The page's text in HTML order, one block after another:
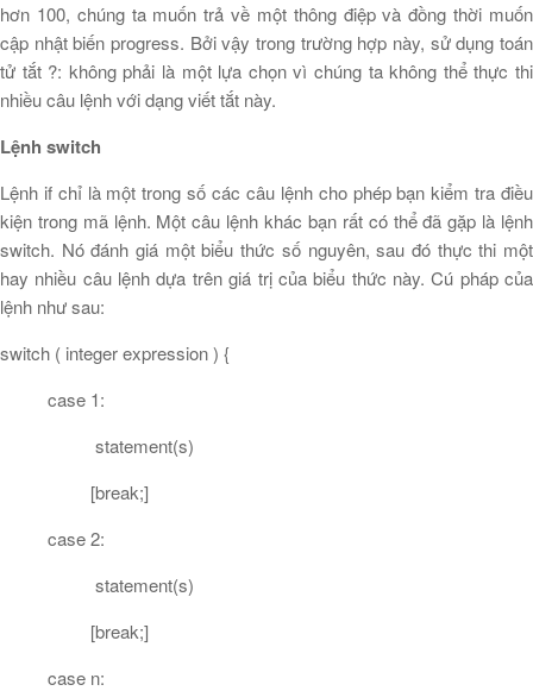
hơn 100, chúng ta muốn trả về một thông điệp và đồng thời muốn
cập nhật biến progress. Bởi vậy trong trường hợp này, sử dụng toán
tử tắt ?: không phải là một lựa chọn vì chúng ta không thể thực thi
nhiều câu lệnh với dạng viết tắt này.
Lệnh switch
Lệnh if chỉ là một trong số các câu lệnh cho phép bạn kiểm tra điều
kiện trong mã lệnh. Một câu lệnh khác bạn rất có thể đã gặp là lệnh
switch. Nó đánh giá một biểu thức số nguyên, sau đó thực thi một
hay nhiều câu lệnh dựa trên giá trị của biểu thức này. Cú pháp của
lệnh như sau:
switch ( integer expression ) {
case 1:
statement(s)
[break;]
case 2:
statement(s)
[break;]
case n: